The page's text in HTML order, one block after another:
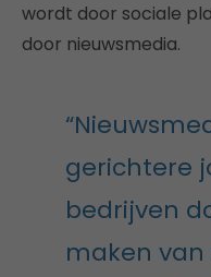
wordt door sociale
door nieuwsmedia.
gerichtere
bedrijven
maken